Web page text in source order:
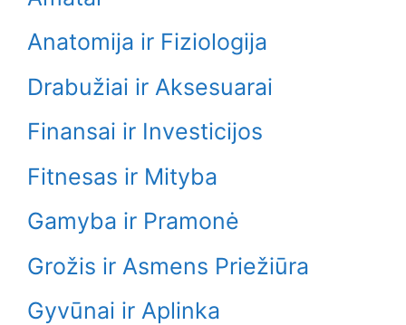
Anatomija ir Fiziologija
Drabužiai ir Aksesuarai
Finansai ir Investicijos
Fitnesas ir Mityba
Gamyba ir Pramonė
Grožis ir Asmens Priežiūra
Gyvūnai ir Aplinka